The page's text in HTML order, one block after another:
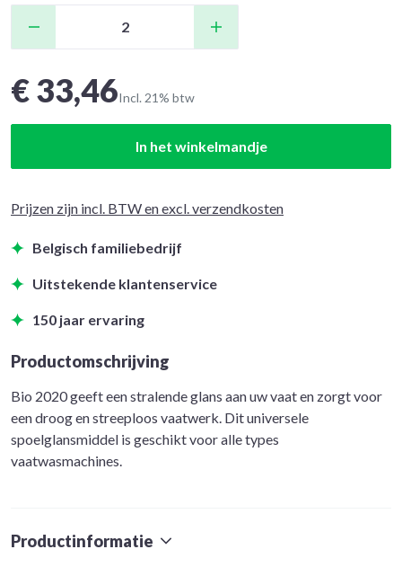
€ 33,46Incl. 21% btw
In het winkelmandje
Prijzen zijn incl. BTW en excl. verzendkosten
Belgisch familiebedrijf
Uitstekende klantenservice
150 jaar ervaring
Productomschrijving
Bio 2020 geeft een stralende glans aan uw vaat en zorgt voor
een droog en streeploos vaatwerk. Dit universele
spoelglansmiddel is geschikt voor alle types
vaatwasmachines.
Productinformatie